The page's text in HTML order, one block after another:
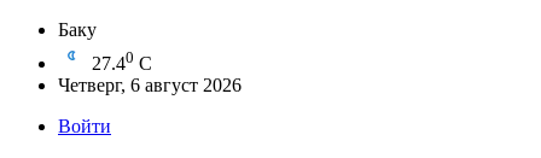
Баку
27.40 C
Четверг, 6 август 2026
Войти